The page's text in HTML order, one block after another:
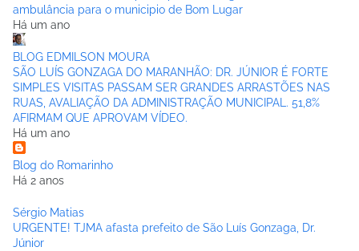
ambulância para o municipio de Bom Lugar
Há um ano
BLOG EDMILSON MOURA
SÃO LUÍS GONZAGA DO MARANHÃO: DR. JÚNIOR É FORTE
SIMPLES VISITAS PASSAM SER GRANDES ARRASTÕES NAS
RUAS, AVALIAÇÃO DA ADMINISTRAÇÃO MUNICIPAL. 51,8%
AFIRMAM QUE APROVAM VÍDEO.
Há um ano
Blog do Romarinho
Há 2 anos
Sérgio Matias
URGENTE! TJMA afasta prefeito de São Luís Gonzaga, Dr.
Júnior